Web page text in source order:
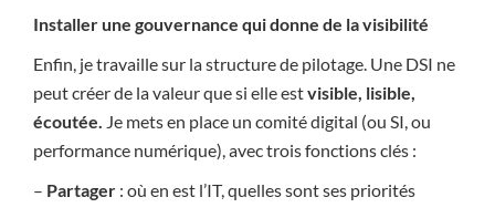
Installer une gouvernance qui donne de la visibilité
Enfin, je travaille sur la structure de pilotage. Une DSI ne
peut créer de la valeur que si elle estvisible, lisible,
écoutée. Je mets en place un comité digital (ou SI, ou
performance numérique), avec trois fonctions clés :
– Partager : où en est l’IT, quelles sont ses priorités